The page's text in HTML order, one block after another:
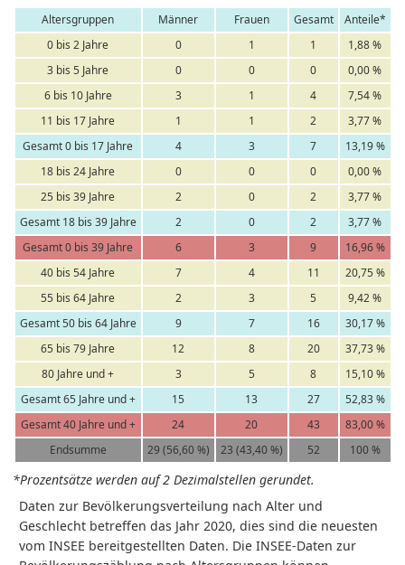
Altersgruppen Männer Frauen Gesamt
Anteile*
0 bis 2 Jahre
0 1 1
1,88 %
3 bis 5 Jahre
0 0 0
0,00 %
6 bis 10 Jahre
3 1 4
7,54 %
11 bis 17 Jahre
1 1 2
3,77 %
Gesamt 0 bis 17 Jahre
4 3 7
13,19 %
18 bis 24 Jahre
0 0 0
0,00 %
25 bis 39 Jahre
2 0 2
3,77 %
Gesamt 18 bis 39 Jahre
2 0 2
3,77 %
Gesamt 0 bis 39 Jahre
6 3 9
16,96 %
40 bis 54 Jahre
7 4 11
20,75 %
55 bis 64 Jahre
2 3 5
9,42 %
Gesamt 50 bis 64 Jahre
9 7 16
30,17 %
65 bis 79 Jahre
12 8 20
37,73 %
80 Jahre und +
3 5 8
15,10 %
Gesamt 65 Jahre und +
15 13 27
52,83 %
Gesamt 40 Jahre und +
24 20 43
83,00 %
Endsumme
29 (56,60 %) 23 (43,40 %) 52 100 %
*Prozentsätze werden auf 2 Dezimalstellen gerundet.
Daten zur Bevölkerungsverteilung nach Alter und
Geschlecht betreffen das Jahr 2020, dies sind die neuesten
vom INSEE bereitgestellten Daten. Die INSEE-Daten zur